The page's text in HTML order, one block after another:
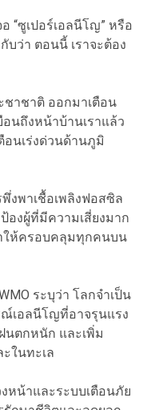
“ซูเปอร์เอลนีโญ” หรือ
ว่า ตอนนี้ เราจะต้อง
ชาชาติ ออกมาเตือน
นถึงหน้าบ้านเราแล้ว
อนเร่งด่วนด้านภูมิ
งพาเชื้อเพลิงฟอสซิล
องผู้ที่มีความเสี่ยงมาก
ให้ครอบคลุมทุกคนบน
ระบุว่า โลกจำเป็น
เอลนีโญที่อาจรุนแรง
นตกหนัก และเพิ่ม
ในทะเล
หน้าและระบบเตือนภัย